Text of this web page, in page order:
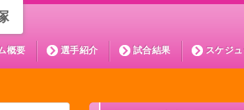
概要 選手紹介 試合結果 スケジ